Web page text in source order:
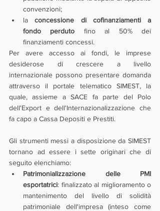
convenzioni;
la concessione di cofinanziamenti a
fondo perduto fino al 50% dei
finanziamenti concessi.
Per avere accesso ai fondi, le imprese
desiderose di crescere a livello
internazionale possono presentare domanda
attraverso il portale telematico SIMEST, la
quale, assieme a SACE fa parte del Polo
dell'Export e dell'Internazionalizzazione che
fa capo a Cassa Depositi e Prestiti.
Gli strumenti messi a disposizione da SIMEST
tornano ad essere i sette originari che di
seguito elenchiamo:
Patrimonializzazione delle PMI
esportatrici: finalizzato al miglioramento o
mantenimento del livello di solidità
patrimoniale dell'impresa (inteso come